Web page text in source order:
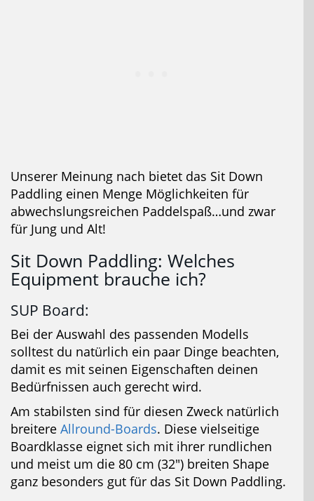
Unserer Meinung nach bietet das Sit Down
Paddling einen Menge Möglichkeiten für
abwechslungsreichen Paddelspaß…und zwar
für Jung und Alt!
Sit Down Paddling: Welches
Equipment brauche ich?
SUP Board:
Bei der Auswahl des passenden Modells
solltest du natürlich ein paar Dinge beachten,
damit es mit seinen Eigenschaften deinen
Bedürfnissen auch gerecht wird.
Am stabilsten sind für diesen Zweck natürlich
breitere Allround-Boards. Diese vielseitige
Boardklasse eignet sich mit ihrer rundlichen
und meist um die 80 cm (32″) breiten Shape
ganz besonders gut für das Sit Down Paddling.